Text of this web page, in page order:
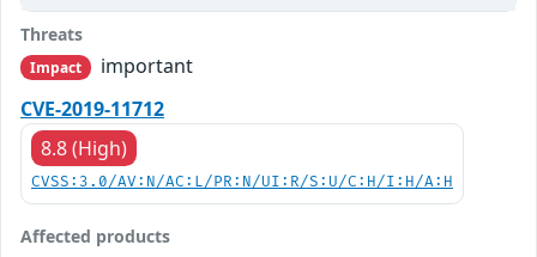
Threats
Impact
important
CVE-2019-11712
8.8 (High)
CVSS:3.0/AV:N/AC:L/PR:N/UI:R/S:U/C:H/I:H/A:H
Affected products